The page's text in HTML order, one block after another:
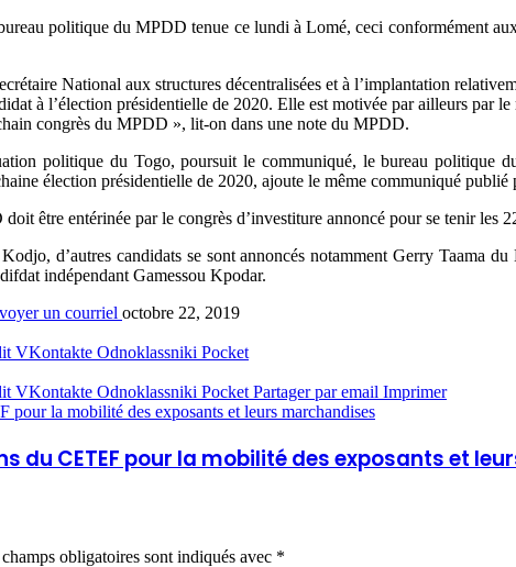
politique du MPDD tenue ce lundi à Lomé, ceci conformément
National aux structures décentralisées et à l’implantation
à l’élection présidentielle de 2020. Elle est motivée par ailleurs par
congrès du MPDD », lit-on dans une note du MPDD.
politique du Togo, poursuit le communiqué, le bureau
élection présidentielle de 2020, ajoute le même communiqué
être entérinée par le congrès d’investiture annoncé pour se tenir les
d’autres candidats se sont annoncés notamment Gerry
indépendant Gamessou Kpodar.
un courriel octobre 22, 2019
VKontakte Odnoklassniki Pocket
VKontakte Odnoklassniki Pocket Partager par email Imprimer
la mobilité des exposants et leurs marchandises
du CETEF pour la mobilité des exposants et
obligatoires sont indiqués avec *